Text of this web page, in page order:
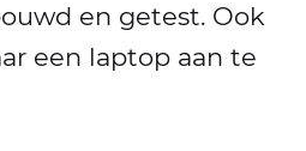
en getest. Ook
een laptop aan te